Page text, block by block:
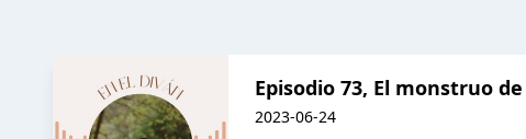
Episodio 73, El monstruo
2023-06-24